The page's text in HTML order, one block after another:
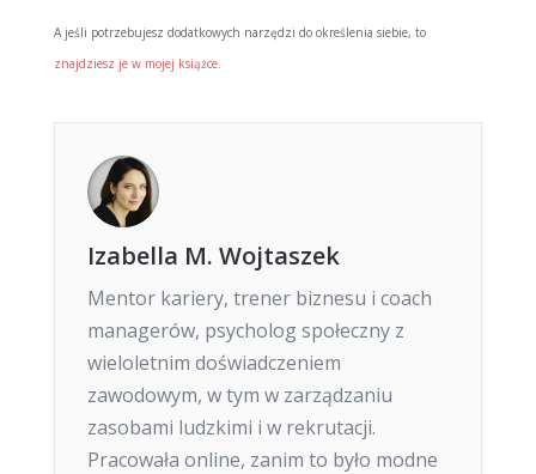
A jeśli potrzebujesz dodatkowych narzędzi do określenia siebie, to
znajdziesz je w mojej książce.
Izabella M. Wojtaszek
Mentor kariery, trener biznesu i coach
managerów, psycholog społeczny z
wieloletnim doświadczeniem
zawodowym, w tym w zarządzaniu
zasobami ludzkimi i w rekrutacji.
Pracowała online, zanim to było modne